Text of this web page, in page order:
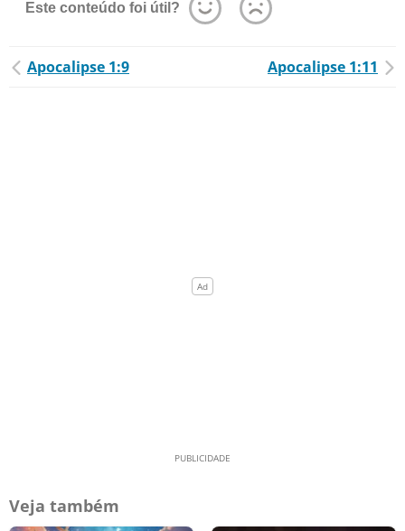
Este conteúdo foi útil?
Apocalipse 1:9 Apocalipse 1:11
Veja também